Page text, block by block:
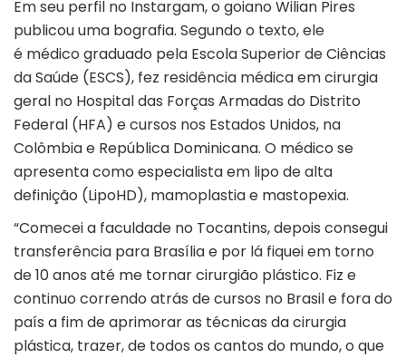
Em seu perfil no Instargam, o goiano Wilian Pires
publicou uma bografia. Segundo o texto, ele
é médico graduado pela Escola Superior de Ciências
da Saúde (ESCS), fez residência médica em cirurgia
geral no Hospital das Forças Armadas do Distrito
Federal (HFA) e cursos nos Estados Unidos, na
Colômbia e República Dominicana. O médico se
apresenta como especialista em lipo de alta
definição (LipoHD), mamoplastia e mastopexia.
“Comecei a faculdade no Tocantins, depois consegui
transferência para Brasília e por lá fiquei em torno
de 10 anos até me tornar cirurgião plástico. Fiz e
continuo correndo atrás de cursos no Brasil e fora do
país a fim de aprimorar as técnicas da cirurgia
plástica, trazer, de todos os cantos do mundo, o que